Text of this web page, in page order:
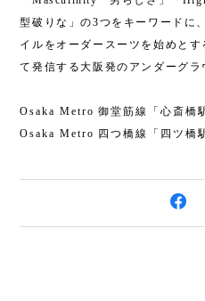
型破りな」の3つをキーワードに
イルをオーダースーツを始めと
て発信する大阪発のアンダーグラ
Osaka Metro 御堂筋線「心斎橋
Osaka Metro 四つ橋線「四ツ橋